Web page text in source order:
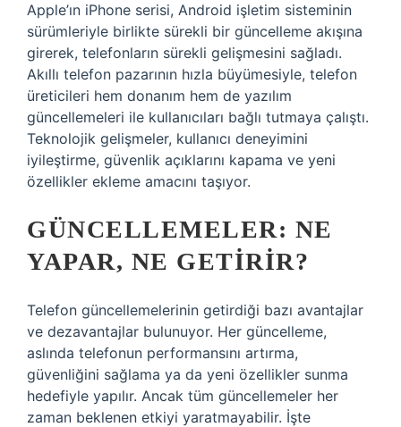
Apple’ın iPhone serisi, Android işletim sisteminin
sürümleriyle birlikte sürekli bir güncelleme akışına
girerek, telefonların sürekli gelişmesini sağladı.
Akıllı telefon pazarının hızla büyümesiyle, telefon
üreticileri hem donanım hem de yazılım
güncellemeleri ile kullanıcıları bağlı tutmaya çalıştı.
Teknolojik gelişmeler, kullanıcı deneyimini
iyileştirme, güvenlik açıklarını kapama ve yeni
özellikler ekleme amacını taşıyor.
GÜNCELLEMELER: NE
YAPAR, NE GETIRIR?
Telefon güncellemelerinin getirdiği bazı avantajlar
ve dezavantajlar bulunuyor. Her güncelleme,
aslında telefonun performansını artırma,
güvenliğini sağlama ya da yeni özellikler sunma
hedefiyle yapılır. Ancak tüm güncellemeler her
zaman beklenen etkiyi yaratmayabilir. İşte